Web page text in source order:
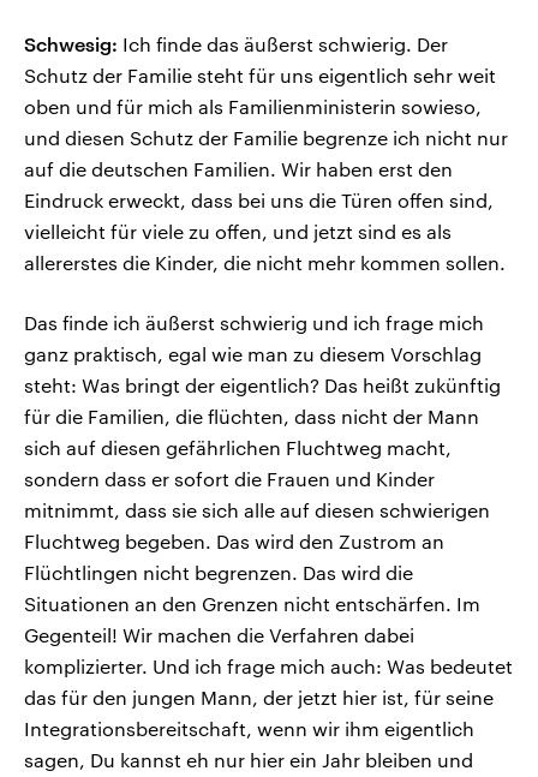
Schwesig: Ich finde das äußerst schwierig. Der
Schutz der Familie steht für uns eigentlich sehr weit
oben und für mich als Familienministerin sowieso,
und diesen Schutz der Familie begrenze ich nicht nur
auf die deutschen Familien. Wir haben erst den
Eindruck erweckt, dass bei uns die Türen offen sind,
vielleicht für viele zu offen, und jetzt sind es als
allererstes die Kinder, die nicht mehr kommen sollen.
Das finde ich äußerst schwierig und ich frage mich
ganz praktisch, egal wie man zu diesem Vorschlag
steht: Was bringt der eigentlich? Das heißt zukünftig
für die Familien, die flüchten, dass nicht der Mann
sich auf diesen gefährlichen Fluchtweg macht,
sondern dass er sofort die Frauen und Kinder
mitnimmt, dass sie sich alle auf diesen schwierigen
Fluchtweg begeben. Das wird den Zustrom an
Flüchtlingen nicht begrenzen. Das wird die
Situationen an den Grenzen nicht entschärfen. Im
Gegenteil! Wir machen die Verfahren dabei
komplizierter. Und ich frage mich auch: Was bedeutet
das für den jungen Mann, der jetzt hier ist, für seine
Integrationsbereitschaft, wenn wir ihm eigentlich
sagen, Du kannst eh nur hier ein Jahr bleiben und